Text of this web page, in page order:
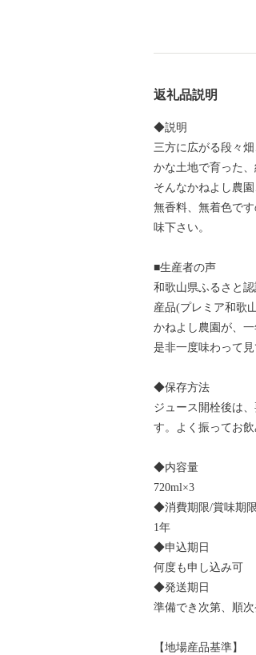
返礼品説明
◆説明
三方に広がる段々
かな土地で育った
そんなかねよし農
無香料、無着色で
味下さい。
■生産者の声
和歌山県ふるさと
産品(プレミア和歌
かねよし農園が、
是非一度味わって見
◆保存方法
ジュース開栓後は
す。よく振ってお飲
◆内容量
720ml×3
◆消費期限/賞味期限
1年
◆申込期日
何度も申し込み可
◆発送期日
準備でき次第、順次
【地場産品基準】